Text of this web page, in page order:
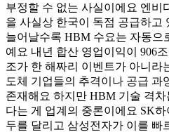
부정할 수 없는 사실이에요 엔비
을 사실상 한국이 독점 공급하
늘어날수록 HBM 수요는 자동으
예요 내년 합산 영업이익이 906
조가 한 해짜리 이벤트가 아니라
도체 기업들의 추격이나 공급 과
존재해요 하지만 HBM 기술 격
다는 게 업계의 중론이에요 SK
두를 달리고 삼성전자가 이를 빠